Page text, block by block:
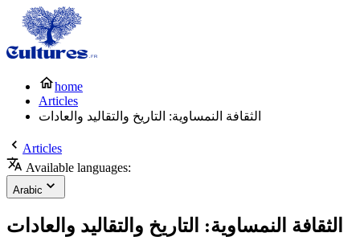
home
Articles
الثقافة النمساوية: التاريخ والتقاليد والعادات
Articles
Available languages:
Arabic
الثقافة النمساوية: التاريخ والتقاليد والعادات